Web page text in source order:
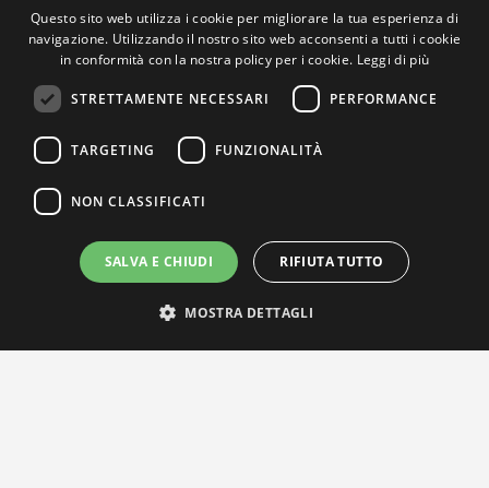
Questo sito web utilizza i cookie per migliorare la tua esperienza di
navigazione. Utilizzando il nostro sito web acconsenti a tutti i cookie
in conformità con la nostra policy per i cookie. Leggi di più
STRETTAMENTE NECESSARI PERFORMANCE
TARGETING FUNZIONALITÀ
NON CLASSIFICATI
SALVA E CHIUDI RIFIUTA TUTTO
MOSTRA DETTAGLI